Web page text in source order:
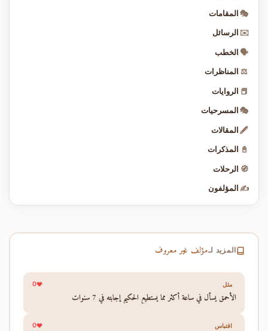
🎭 المقامات
✉️ الرسائل
🗣️ الخطب
⚖️ المناظرات
📕 الروايات
🎭 المسرحيات
🖋️ المقالات
📓 المذكرات
🧭 الرحلات
✍️ المؤلفون
المزيد لـمؤلف غير معروف
مثل 0
الأحمق يسأل في ساعة أكثر مما يستطيع الحكيم إجابته في 7 سنوات
اقتباس 0